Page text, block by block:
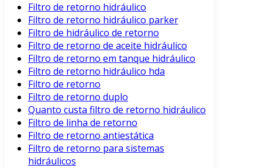
Filtro de retorno hidráulico
Filtro de retorno hidráulico parker
Filtro de hidráulico de retorno
Filtro de retorno de aceite hidráulico
Filtro de retorno em tanque hidráulico
Filtro de retorno hidráulico hda
Filtro de retorno
Filtro de retorno duplo
Quanto custa filtro de retorno hidráulico
Filtro de linha de retorno
Filtro de retorno antiestática
Filtro de retorno para sistemas
hidráulicos